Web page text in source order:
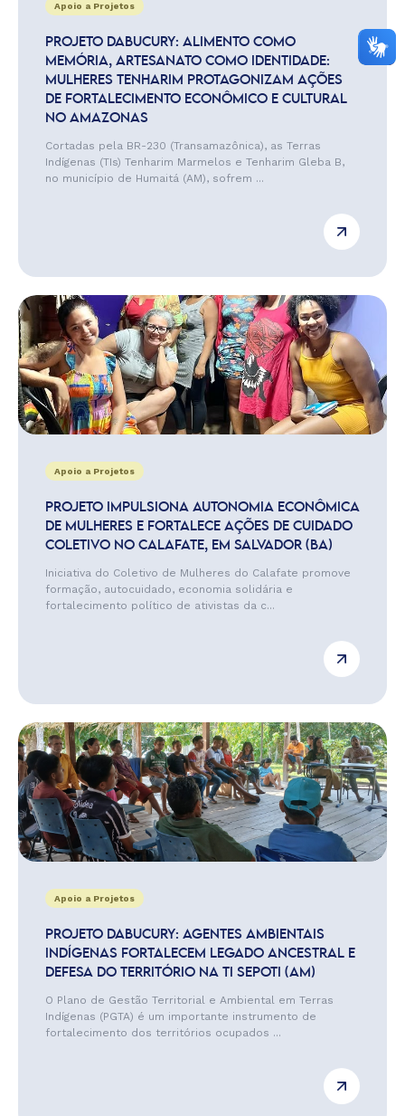
Apoio a Projetos
PROJETO DABUCURY: ALIMENTO COMO
MEMÓRIA, ARTESANATO COMO IDENTIDADE:
MULHERES TENHARIM PROTAGONIZAM AÇÕES
DE FORTALECIMENTO ECONÔMICO E CULTURAL
NO AMAZONAS
Cortadas pela BR-230 (Transamazônica), as Terras
Indígenas (TIs) Tenharim Marmelos e Tenharim Gleba B,
no município de Humaitá (AM), sofrem ...
Apoio a Projetos
PROJETO IMPULSIONA AUTONOMIA ECONÔMICA
DE MULHERES E FORTALECE AÇÕES DE CUIDADO
COLETIVO NO CALAFATE, EM SALVADOR (BA)
Iniciativa do Coletivo de Mulheres do Calafate promove
formação, autocuidado, economia solidária e
fortalecimento político de ativistas da c...
Apoio a Projetos
PROJETO DABUCURY: AGENTES AMBIENTAIS
INDÍGENAS FORTALECEM LEGADO ANCESTRAL E
DEFESA DO TERRITÓRIO NA TI SEPOTI (AM)
O Plano de Gestão Territorial e Ambiental em Terras
Indígenas (PGTA) é um importante instrumento de
fortalecimento dos territórios ocupados ...